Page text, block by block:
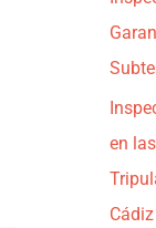
en
Cádiz